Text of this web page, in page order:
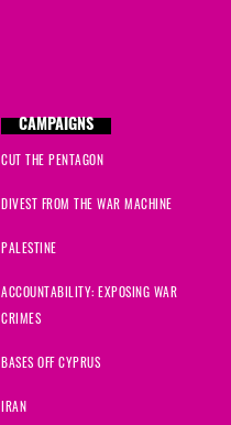
CAMPAIGNS
CUT THE PENTAGON
DIVEST FROM THE WAR MACHINE
PALESTINE
ACCOUNTABILITY: EXPOSING WAR
CRIMES
BASES OFF CYPRUS
IRAN